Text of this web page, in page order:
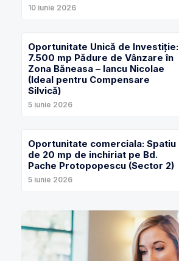
10 iunie 2026
Oportunitate Unică de Investiție:
7.500 mp Pădure de Vânzare în
Zona Băneasa – Iancu Nicolae
(Ideal pentru Compensare
Silvică)
5 iunie 2026
Oportunitate comerciala: Spatiu
de 20 mp de inchiriat pe Bd.
Pache Protopopescu (Sector 2)
5 iunie 2026